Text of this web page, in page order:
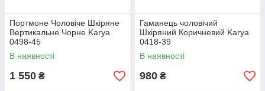
Портмоне Чоловіче Шкіряне
Вертикальне Чорне Karya
0498-45
В наявності
1 550 ₴
Гаманець чоловічий
Шкіряний Коричневий Karya
0418-39
В наявності
980 ₴